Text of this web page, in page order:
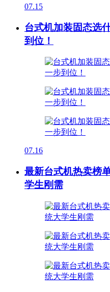
07.15
台式机加装固态选
到位！
07.16
最新台式机热卖榜
学生刚需